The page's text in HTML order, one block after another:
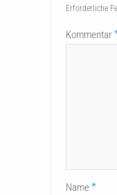
Erforderliche
Kommentar
Name*